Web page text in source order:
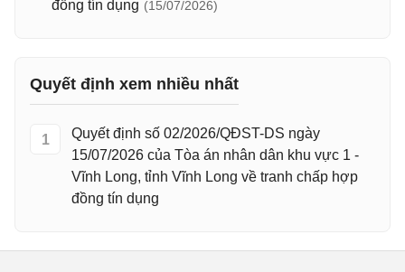
đồng tín dụng (15/07/2026)
Quyết định xem nhiều nhất
1
Quyết định số 02/2026/QĐST-DS ngày
15/07/2026 của Tòa án nhân dân khu vực 1 -
Vĩnh Long, tỉnh Vĩnh Long về tranh chấp hợp
đồng tín dụng